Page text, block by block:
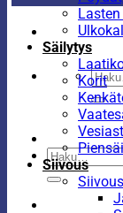
Etsi:
Etsi:
Säilytys
Korit
Siivous
Siivous